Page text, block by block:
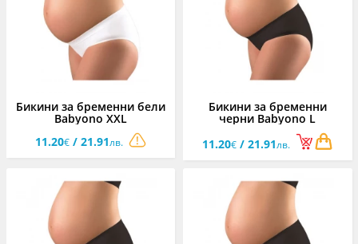
Бикини за бременни бели
Babyono XXL
11.20€/ 21.91лв.
Бикини за бременни
черни Babyono L
11.20€ / 21.91лв.